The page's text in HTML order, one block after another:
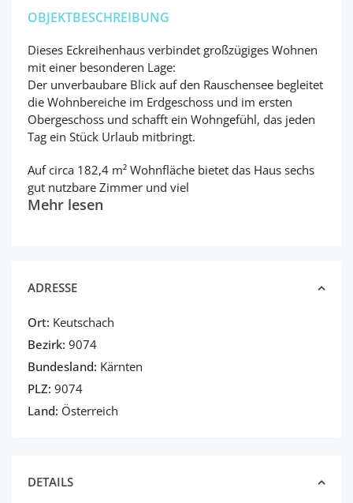
OBJEKTBESCHREIBUNG
Dieses Eckreihenhaus verbindet großzügiges Wohnen
mit einer besonderen Lage:
Der unverbaubare Blick auf den Rauschensee begleitet
die Wohnbereiche im Erdgeschoss und im ersten
Obergeschoss und schafft ein Wohngefühl, das jeden
Tag ein Stück Urlaub mitbringt.
Auf circa 182,4 m² Wohnfläche bietet das Haus sechs
gut nutzbare Zimmer und viel
Mehr lesen
ADRESSE
Ort: Keutschach
Bezirk: 9074
Bundesland: Kärnten
PLZ: 9074
Land: Österreich
DETAILS